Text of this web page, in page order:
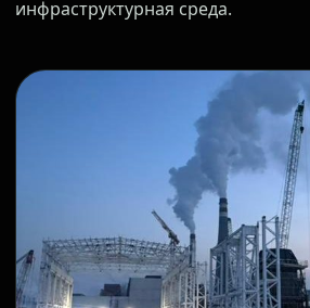
инфраструктурная среда.